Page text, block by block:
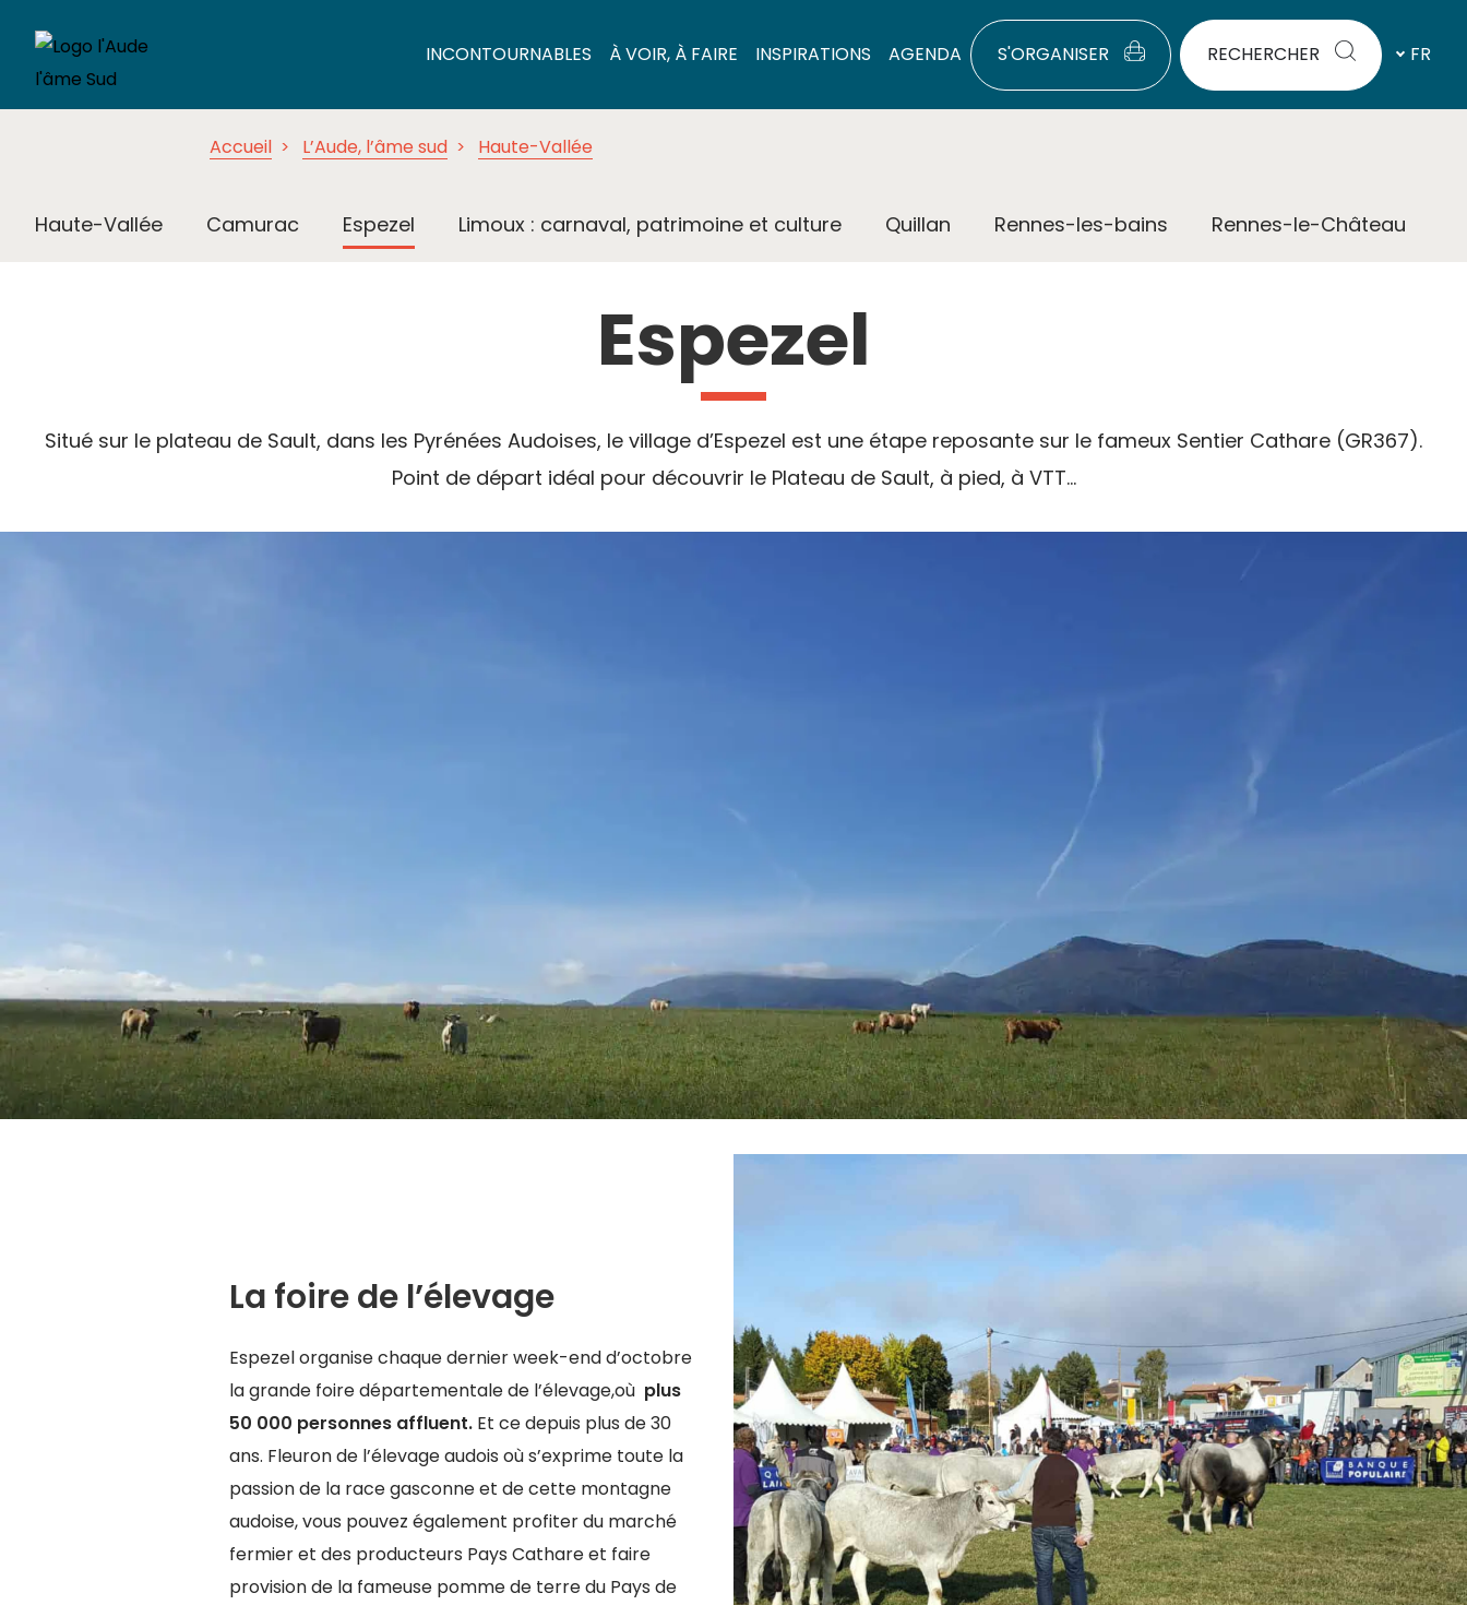
INCONTOURNABLES À VOIR, À FAIRE INSPIRATIONS AGENDA S'ORGANISER RECHERCHER FR
Accueil L’Aude, l’âme sud Haute-Vallée
Haute-Vallée Camurac Espezel Limoux : carnaval, patrimoine et culture Quillan Rennes-les-bains Rennes-le-Château
Espezel
Situé sur le plateau de Sault, dans les Pyrénées Audoises, le village d’Espezel est une étape reposante sur le fameux Sentier Cathare (GR367).
Point de départ idéal pour découvrir le Plateau de Sault, à pied, à VTT...
La foire de l’élevage
Espezel organise chaque dernier week-end d’octobre
la grande foire départementale de l’élevage,où plus
50 000 personnes affluent. Et ce depuis plus de 30
ans. Fleuron de l’élevage audois où s’exprime toute la
passion de la race gasconne et de cette montagne
audoise, vous pouvez également profiter du marché
fermier et des producteurs Pays Cathare et faire
provision de la fameuse pomme de terre du Pays de